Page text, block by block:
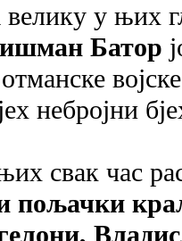
велику у њих
Батор
небројни
свак час
пољачки